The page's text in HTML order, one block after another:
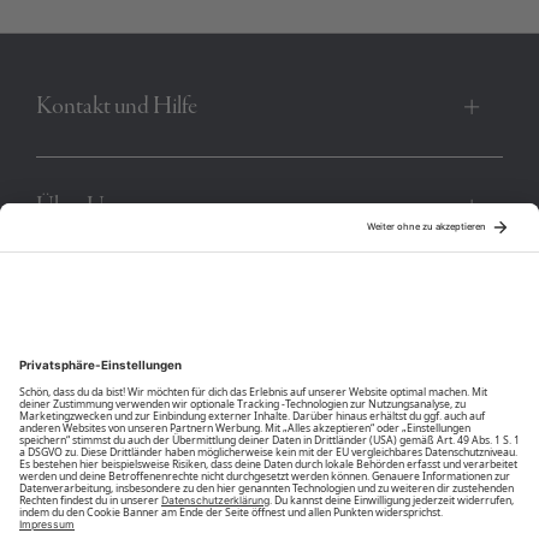
Kontakt und Hilfe
Über Uns
Unsere Vorteile
Unsere Partner